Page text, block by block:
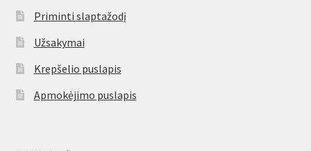
Priminti slaptažodį
Užsakymai
Krepšelio puslapis
Apmokėjimo puslapis